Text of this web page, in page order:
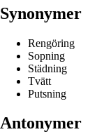
Synonymer
Rengöring
Sopning
Städning
Tvätt
Putsning
Antonymer